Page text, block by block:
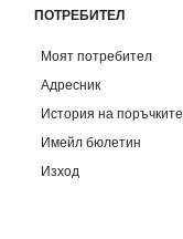
ПОТРЕБИТЕЛ
Моят потребител
Адресник
История на поръчките
Имейл бюлетин
Изход